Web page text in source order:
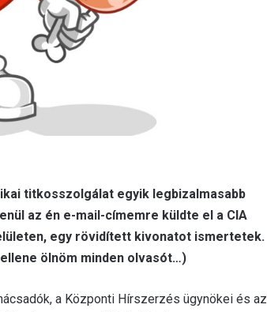
titkosszolgálat egyik legbizalmasabb
az én e-mail-címemre küldte el a CIA
egy rövidített kivonatot ismertetek.
ölnöm minden olvasót…)
a Központi Hírszerzés ügynökei és az